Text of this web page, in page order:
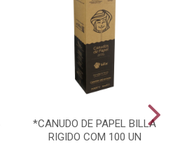
*CANUDO DE PAPEL BILLA
RIGIDO COM 100 UN